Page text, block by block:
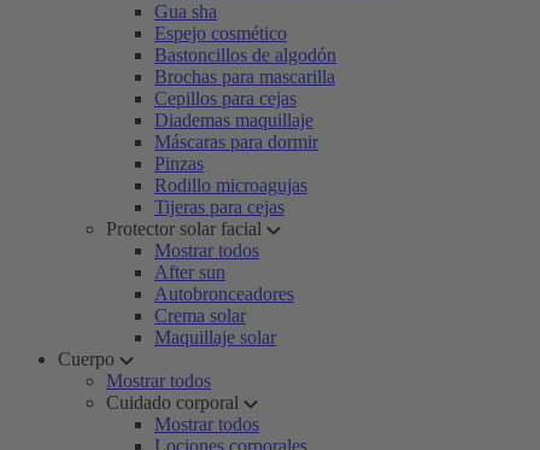
Gua sha
Espejo cosmético
Bastoncillos de algodón
Brochas para mascarilla
Cepillos para cejas
Diademas maquillaje
Máscaras para dormir
Pinzas
Rodillo microagujas
Tijeras para cejas
Protector solar facial
Mostrar todos
After sun
Autobronceadores
Crema solar
Maquillaje solar
Cuerpo
Mostrar todos
Cuidado corporal
Mostrar todos
Lociones corporales